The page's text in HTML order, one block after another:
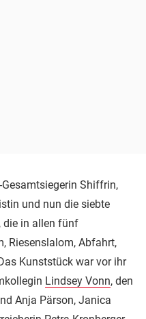
Shiffrin,
und nun die siebte
die in allen fünf
Riesenslalom, Abfahrt,
Kunststück war vor ihr
Lindsey Vonn, den
Anja Pärson, Janica